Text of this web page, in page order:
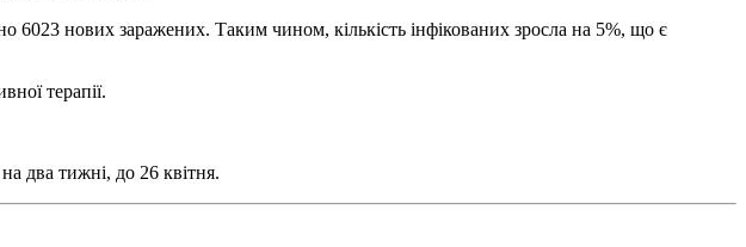
6023 нових заражених. Таким чином, кількість інфікованих зросла на 5%, що є
терапії.
два тижні, до 26 квітня.